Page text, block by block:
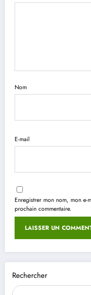
Rechercher
Nom
E-mail
Enregistrer mon nom, mon
prochain commentaire.